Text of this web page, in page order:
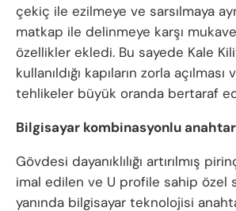
çekiç ile ezilmeye ve sarsılmaya
matkap ile delinmeye karşı
özellikler ekledi. Bu sayede Kale
kullanıldığı kapıların zorla
tehlikeler büyük oranda bertaraf
Bilgisayar kombinasyonlu
Gövdesi dayanıklılığı artırılmış
imal edilen ve U profile sahip özel
yanında bilgisayar teknolojisi